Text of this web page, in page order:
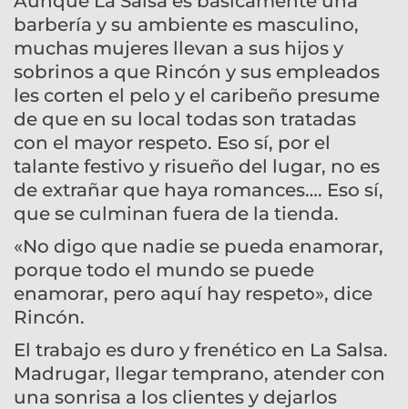
barbería y su ambiente es masculino,
muchas mujeres llevan a sus hijos y
sobrinos a que Rincón y sus empleados
les corten el pelo y el caribeño presume
de que en su local todas son tratadas
con el mayor respeto. Eso sí, por el
talante festivo y risueño del lugar, no es
de extrañar que haya romances…. Eso sí,
que se culminan fuera de la tienda.
«No digo que nadie se pueda enamorar,
porque todo el mundo se puede
enamorar, pero aquí hay respeto», dice
Rincón.
El trabajo es duro y frenético en La Salsa.
Madrugar, llegar temprano, atender con
una sonrisa a los clientes y dejarlos